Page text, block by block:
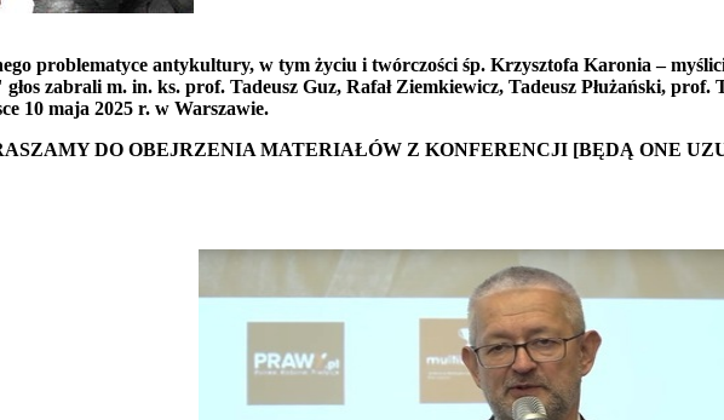
problematyce antykultury, w tym życiu i twórczości śp. Krzysztofa Karonia –
zabrali m. in. ks. prof. Tadeusz Guz, Rafał Ziemkiewicz, Tadeusz Płużański,
10 maja 2025 r. w Warszawie.
DO OBEJRZENIA MATERIAŁÓW Z KONFERENCJI [BĘDĄ ONE